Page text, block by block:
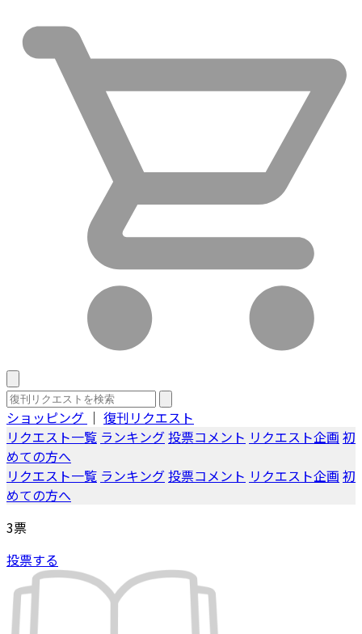
ショッピング ｜ 復刊リクエスト
リクエスト一覧 ランキング投票コメント リクエスト企画 初
めての方へ
リクエスト一覧 ランキング投票コメント リクエスト企画 初
めての方へ
3票
投票する